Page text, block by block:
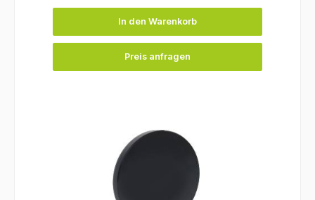
In den Warenkorb
Preis anfragen